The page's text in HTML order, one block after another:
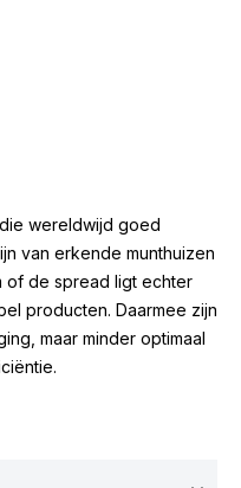
wereldwijd goed
van erkende munthuizen
of de spread ligt echter
producten. Daarmee zijn
maar minder optimaal